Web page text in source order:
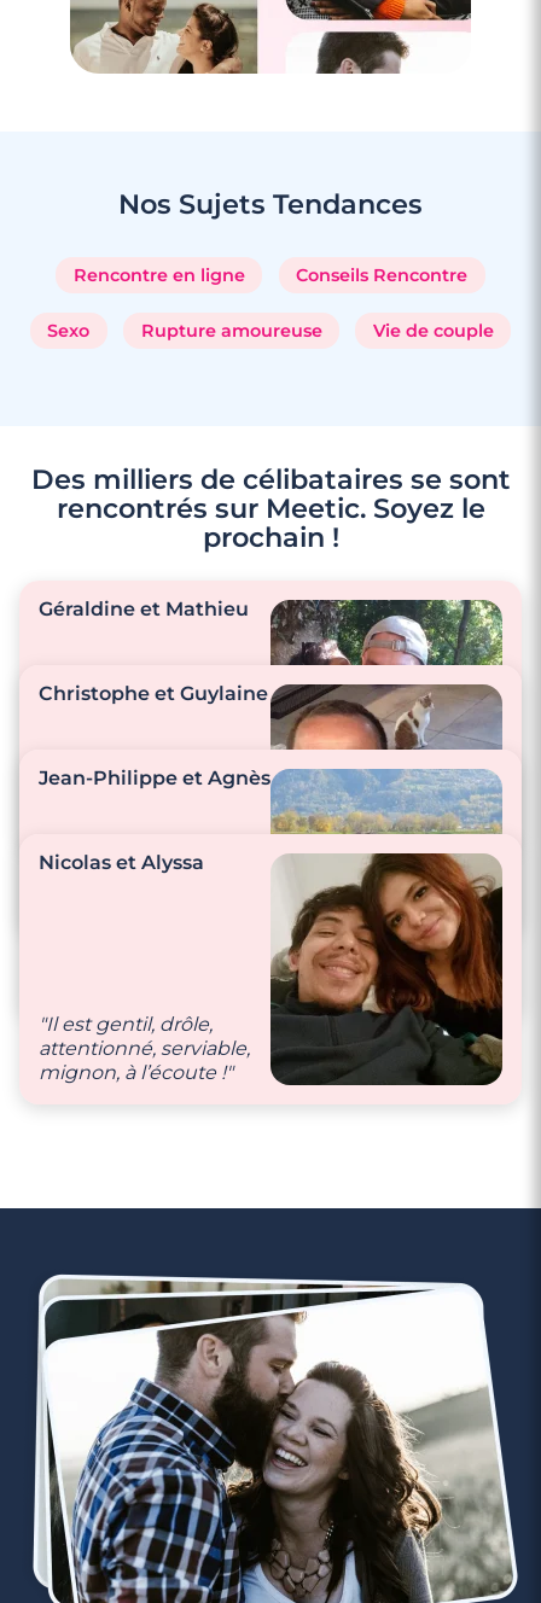
Nos Sujets Tendances
Rencontre en ligne Conseils Rencontre
Sexo Rupture amoureuse Vie de couple
Des milliers de célibataires se sont
rencontrés sur Meetic. Soyez le
prochain !
Géraldine et Mathieu
beaucoup de
tendresse. C’est
Christophe et Guylaine
"Nous sommes
toujours à l’écoute
Jean-Philippe et Agnès
Nicolas et Alyssa
"Il est gentil, drôle,
attentionné, serviable,
mignon, à l’écoute !"